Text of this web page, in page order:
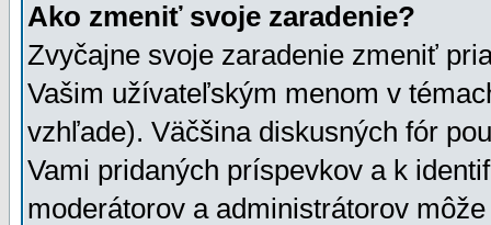
Ako zmeniť svoje zaradenie?
Zvyčajne svoje zaradenie zmeniť
Vašim užívateľským menom v
vzhľade). Väčšina diskusných fór
Vami pridaných príspevkov a k
moderátorov a administrátorov